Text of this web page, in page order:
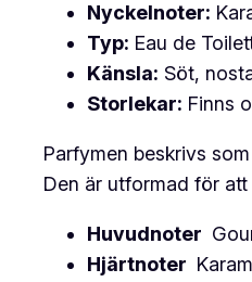
Nyckelnoter:
Typ: Eau de
Känsla: Söt,
Storlekar: Finns
Parfymen beskrivs
Den är utformad för
Huvudnoter
Hjärtnoter